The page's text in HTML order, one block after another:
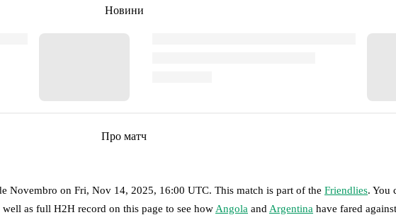
Новини
Про матч
Novembro on Fri, Nov 14, 2025, 16:00 UTC. This match is part of the Friendlies. You
well as full H2H record on this page to see how Angola and Argentina have fared